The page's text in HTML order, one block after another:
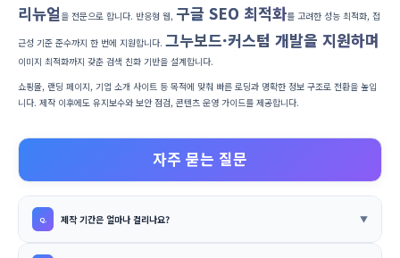
리뉴얼 을 전문으로 합니다. 반응형 웹, 구글 SEO 최적화를 고려한 성능 최적화, 접
근성 기준 준수까지 한 번에 지원합니다. 그누보드·커스텀 개발을 지원하며
이미지 최적화까지 갖춘 검색 친화 기반을 설계합니다.
쇼핑몰, 랜딩 페이지, 기업 소개 사이트 등 목적에 맞춰 빠른 로딩과 명확한 정보 구조로 전환을 높입
니다. 제작 이후에도 유지보수와 보안 점검, 콘텐츠 운영 가이드를 제공합니다.
자주 묻는 질문
제작 기간은 얼마나 걸리나요?